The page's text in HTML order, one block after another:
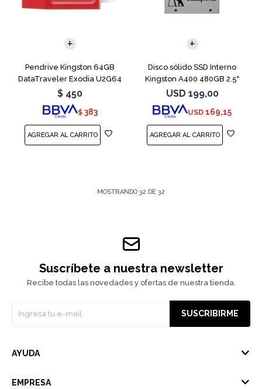
Pendrive Kingston 64GB
DataTraveler Exodia U2G64
Red
$ 450
$ 383
Disco sólido SSD Interno
Kingston A400 480GB 2.5"
SATA 3
USD 199,00
USD 169,15
MOSTRANDO 32 DE 32
Suscríbete a nuestra newsletter
Recibe todas las novedades y ofertas de nuestra tienda.
SUSCRIBIRME
AYUDA
EMPRESA